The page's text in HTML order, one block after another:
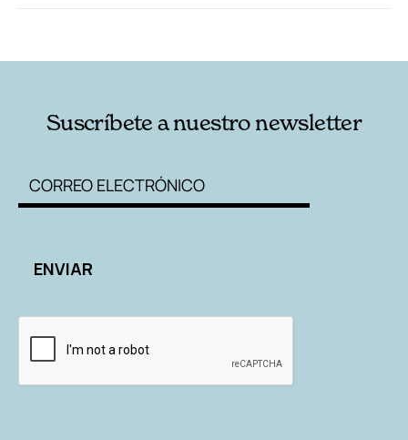
Suscríbete a nuestro newsletter